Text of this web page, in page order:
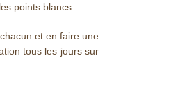
points blancs.
et en faire une
tous les jours sur